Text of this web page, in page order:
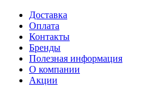
Доставка
Оплата
Контакты
Бренды
Полезная информация
О компании
Акции